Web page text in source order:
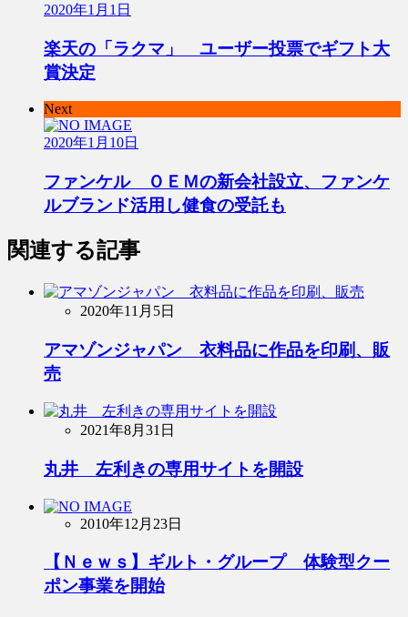
2020年1月1日
楽天の「ラクマ」 ユーザー投票でギフト大
賞決定
Next
2020年1月10日
ファンケル ＯＥＭの新会社設立、ファンケ
ルブランド活用し健食の受託も
関連する記事
2020年11月5日
アマゾンジャパン 衣料品に作品を印刷、販
売
2021年8月31日
丸井 左利きの専用サイトを開設
2010年12月23日
【Ｎｅｗｓ】ギルト・グループ 体験型クー
ポン事業を開始